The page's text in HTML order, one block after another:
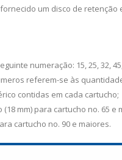
um disco de retenção
numeração: 15, 25, 32, 45,
referem-se às
contidas em cada cartucho;
mm) para cartucho no. 65 e
cartucho no. 90 e maiores.